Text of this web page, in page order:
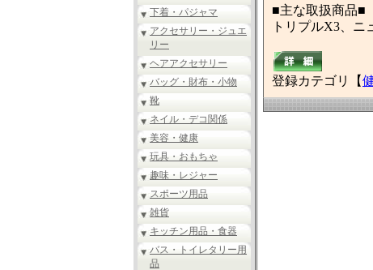
下着・パジャマ
アクセサリー・ジュエ
リー
ヘアアクセサリー
バッグ・財布・小物
靴
ネイル・デコ関係
美容・健康
玩具・おもちゃ
趣味・レジャー
スポーツ用品
雑貨
キッチン用品・食器
バス・トイレタリー用
品
■主な取扱商品■
トリプルX3、
登録カテゴリ【